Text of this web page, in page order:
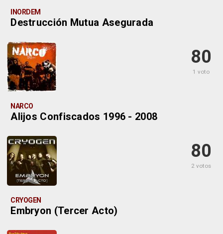
INORDEM
Destrucción Mutua Asegurada
80
1 voto
NARCO
Alijos Confiscados 1996 - 2008
80
2 votos
CRYOGEN
Embryon (Tercer Acto)